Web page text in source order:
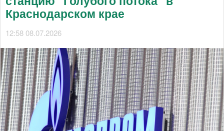
Краснодарском крае
12:58 08.07.2026